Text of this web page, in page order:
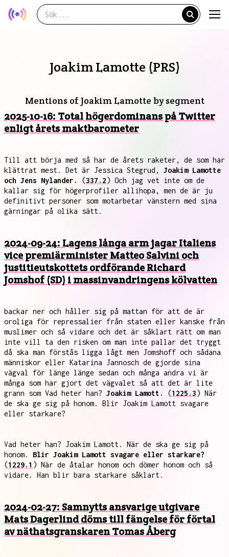
Joakim Lamotte (PRS)
Mentions of Joakim Lamotte by segment
2025-10-16: Total högerdominans på Twitter
enligt årets maktbarometer
Till att börja med så har de årets raketer, de som har
klättrat mest. Det är Jessica Stegrud, Joakim Lamotte
och Jens Nylander.
(337.2) Och jag vet inte om de
kallar sig för högerprofiler allihopa, men de är ju
definitivt personer som motarbetar vänstern med sina
gärningar på olika sätt.
2024-09-24: Lagens långa arm jagar Italiens
vice premiärminister Matteo Salvini och
justitieutskottets ordförande Richard
Jomshof (SD) i massinvandringens kölvatten
backar ner och håller sig på mattan för att de är
oroliga för repressalier från staten eller kanske från
muslimer och så vidare och det är såklart rätt om man
inte vill ta den risken om man inte pallar det tryggt
då ska man förstås ligga lågt men Jomshoff och sådana
människor eller Katarina Jannosch de gjorde sina
vägval för länge länge sedan och många andra vi är
många som har gjort det vägvalet så att det är lite
grann som Vad heter han? Joakim Lamott. (1225.3) När
de ska ge sig på honom. Blir Joakim Lamott svagare
eller starkare?
Vad heter han? Joakim Lamott. När de ska ge sig på
honom. Blir Joakim Lamott svagare eller starkare?
(1229.1 ) När de åtalar honom och dömer honom och så
vidare. Han blir bara starkare såklart.
2024-02-27: Samnytts ansvarige utgivare
Mats Dagerlind döms till fängelse för förtal
av näthatsgranskaren Tomas Åberg